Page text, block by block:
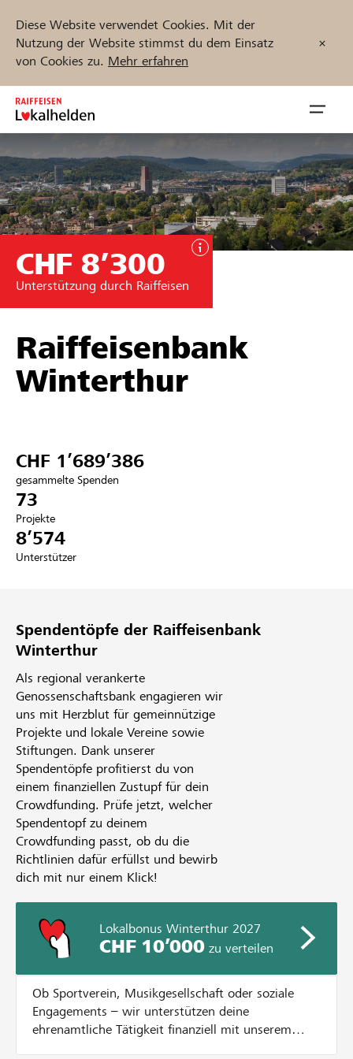
Diese Website verwendet Cookies. Mit der
Nutzung der Website stimmst du dem Einsatz
von Cookies zu. Mehr erfahren
Zum
Inhalt
springen
öffnen
Unterstützen
Hilfe & Support
Partner / Raiffeisenbank
Anmelden
Registrieren
Projekte und Organisationen finden
Jetzt starten
CHF 8’300
Unterstützung durch Raiffeisen
Raiffeisenbank
Winterthur
CHF 1’689’386
gesammelte Spenden
73
Projekte
8’574
Unterstützer
Spendentöpfe der Raiffeisenbank
Winterthur
Als regional verankerte
Genossenschaftsbank engagieren wir
uns mit Herzblut für gemeinnützige
Projekte und lokale Vereine sowie
Stiftungen. Dank unserer
Spendentöpfe profitierst du von
einem finanziellen Zustupf für dein
Crowdfunding. Prüfe jetzt, welcher
Spendentopf zu deinem
Crowdfunding passt, ob du die
Richtlinien dafür erfüllst und bewirb
dich mit nur einem Klick!
Lokalbonus Winterthur 2027
CHF 10’000zu verteilen
Ob Sportverein, Musikgesellschaft oder soziale
Engagements – wir unterstützen deine
ehrenamtliche Tätigkeit finanziell mit unserem